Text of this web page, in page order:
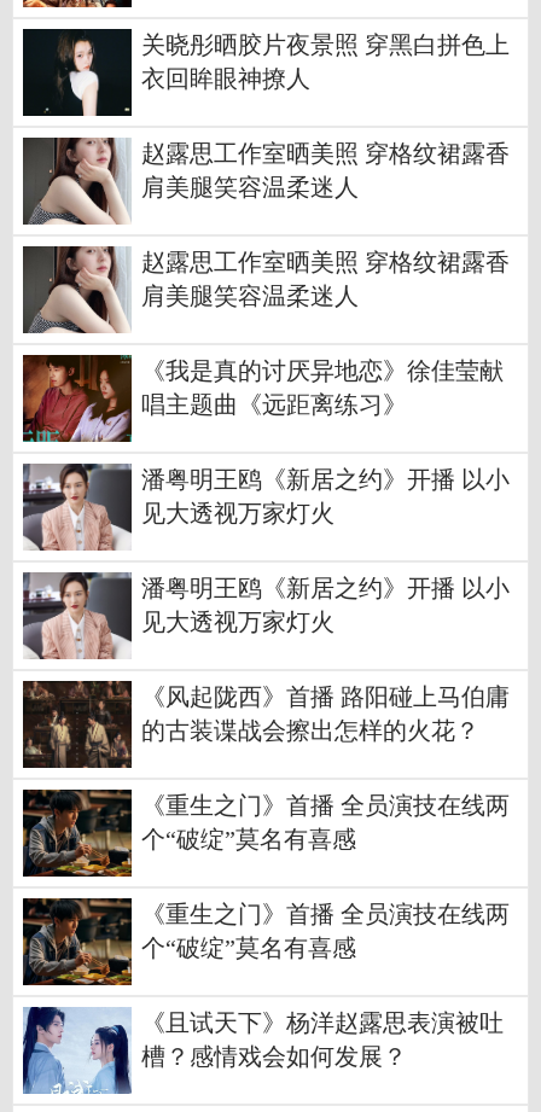
关晓彤晒胶片夜景照 穿黑白拼色上
衣回眸眼神撩人
赵露思工作室晒美照 穿格纹裙露香
肩美腿笑容温柔迷人
赵露思工作室晒美照 穿格纹裙露香
肩美腿笑容温柔迷人
《我是真的讨厌异地恋》徐佳莹献
唱主题曲《远距离练习》
潘粤明王鸥《新居之约》开播 以小
见大透视万家灯火
潘粤明王鸥《新居之约》开播 以小
见大透视万家灯火
《风起陇西》首播 路阳碰上马伯庸
的古装谍战会擦出怎样的火花？
《重生之门》首播 全员演技在线两
个“破绽”莫名有喜感
《重生之门》首播 全员演技在线两
个“破绽”莫名有喜感
《且试天下》杨洋赵露思表演被吐
槽？感情戏会如何发展？